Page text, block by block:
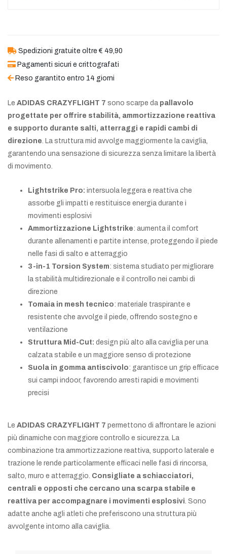
Spedizioni gratuite oltre € 49,90
Pagamenti sicuri e crittografati
Reso garantito entro 14 giorni
Le ADIDAS CRAZYFLIGHT 7 sono scarpe da pallavolo
progettate per offrire stabilità, ammortizzazione reattiva
e supporto durante salti, atterraggi e rapidi cambi di
direzione . La struttura mid avvolge maggiormente la caviglia,
garantendo una sensazione di sicurezza senza limitare la libertà
di movimento.
Lightstrike Pro: intersuola leggera e reattiva che
assorbe gli impatti e restituisce energia durante i
movimenti esplosivi
Ammortizzazione Lightstrike: aumenta il comfort
durante allenamenti e partite intense, proteggendo il piede
nelle fasi di salto e atterraggio
3-in-1 Torsion System: sistema studiato per migliorare
la stabilità multidirezionale e il controllo nei cambi di
direzione
Tomaia in mesh tecnico: materiale traspirante e
resistente che avvolge il piede, offrendo sostegno e
ventilazione
Struttura Mid-Cut: design più alto alla caviglia per una
calzata stabile e un maggiore senso di protezione
Suola in gomma antiscivolo: garantisce un grip efficace
sui campi indoor, favorendo arresti rapidi e movimenti
precisi
Le ADIDAS CRAZYFLIGHT 7 permettono di affrontare le azioni
più dinamiche con maggiore controllo e sicurezza. La
combinazione tra ammortizzazione reattiva, supporto laterale e
trazione le rende particolarmente efficaci nelle fasi di rincorsa,
salto, muro e atterraggio. Consigliate a schiacciatori,
centrali e opposti che cercano una scarpa stabile e
reattiva per accompagnare i movimenti esplosivi . Sono
adatte anche agli atleti che preferiscono una struttura più
avvolgente intorno alla caviglia.